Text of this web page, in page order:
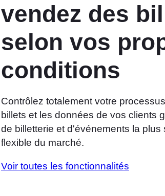
vendez des
selon vos
conditions
Contrôlez totalement votre
billets et les données de vos clients
de billetterie et d'événements la plus
flexible du marché.
Voir toutes les fonctionnalités